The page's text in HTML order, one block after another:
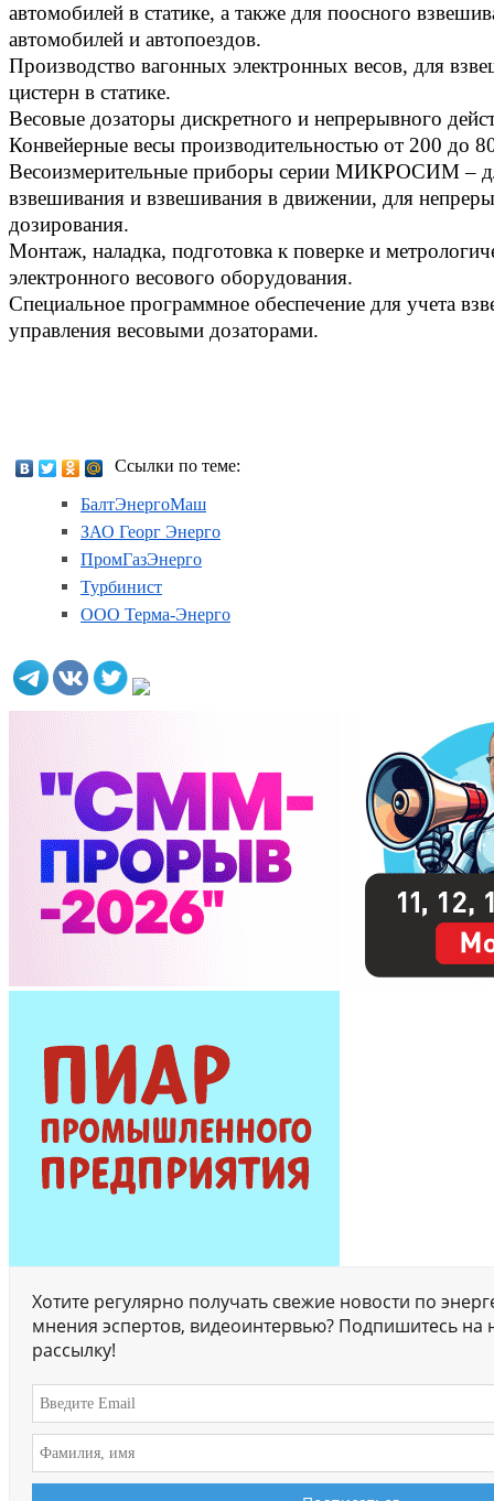
автомобилей в статике, а также для поосного
автомобилей и автопоездов.
Производство вагонных электронных весов, для
цистерн в статике.
Весовые дозаторы дискретного и непрерывного
Конвейерные весы производительностью от 200 до
Весоизмерительные приборы серии МИКРОСИМ –
взвешивания и взвешивания в движении, для
дозирования.
Монтаж, наладка, подготовка к поверке и
электронного весового оборудования.
Специальное программное обеспечение для учета
управления весовыми дозаторами.
Ссылки по теме:
БалтЭнергоМаш
ЗАО Георг Энерго
ПромГазЭнерго
Турбинист
ООО Терма-Энерго
Хотите регулярно получать свежие новости по
мнения эспертов, видеоинтервью? Подпишитесь на
рассылку!